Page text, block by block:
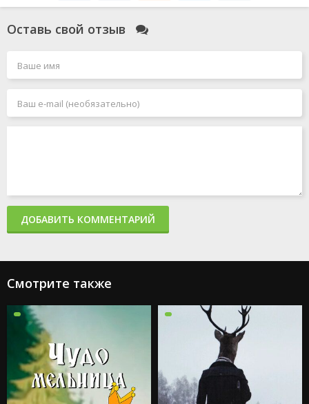
Оставь свой отзыв
ДОБАВИТЬ КОММЕНТАРИЙ
Смотрите также